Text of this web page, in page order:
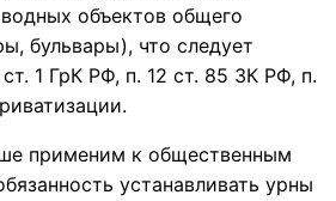
объектов общего
бульвары), что следует
1 ГрК РФ, п. 12 ст. 85 ЗК РФ, п.
применим к общественным
устанавливать урны